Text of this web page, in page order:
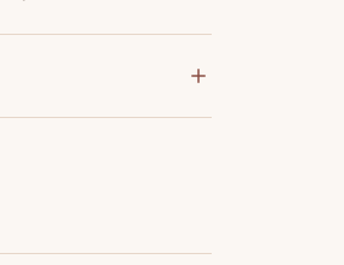
ensuite.